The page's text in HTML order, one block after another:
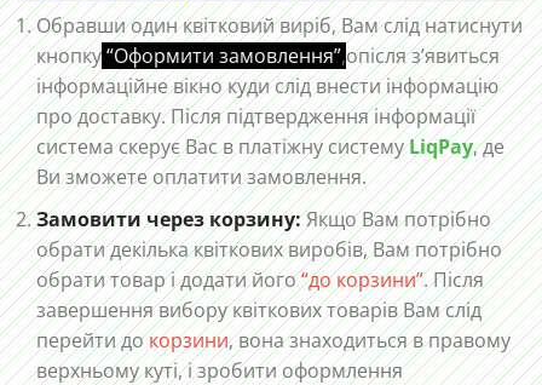
Обравши один квітковий виріб, Вам слід натиснути
кнопку“Оформити замовлення”,опісля з’явиться
інформаційне вікно куди слід внести інформацію
про доставку. Після підтвердження інформації
система скерує Вас в платіжну системуLiqPay, де
Ви зможете оплатити замовлення.
Замовити через корзину:Якщо Вам потрібно
обрати декілька квіткових виробів, Вам потрібно
обрати товар і додати його“до корзини”. Після
завершення вибору квіткових товарів Вам слід
перейти докорзини, вона знаходиться в правому
верхньому куті, і зробити оформлення